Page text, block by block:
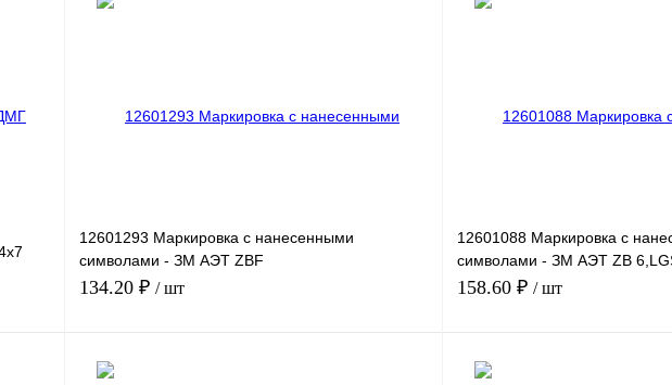
12601293 Маркировка с нанесенными
символами - ЗМ АЭТ ZBF
5,LGS:FORTL.ZAHLEN 181-190
134.20 ₽ / шт
12601088 Маркировка с
символами - ЗМ АЭТ ZB
ZAHLEN 93
158.60 ₽ / шт